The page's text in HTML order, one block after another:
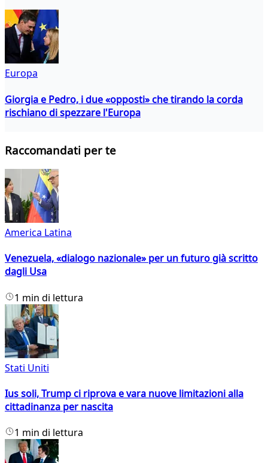
Europa
Giorgia e Pedro, i due «opposti» che tirando la corda
rischiano di spezzare l'Europa
Raccomandati per te
America Latina
Venezuela, «dialogo nazionale» per un futuro già scritto
dagli Usa
1 min di lettura
Stati Uniti
Ius soli, Trump ci riprova e vara nuove limitazioni alla
cittadinanza per nascita
1 min di lettura